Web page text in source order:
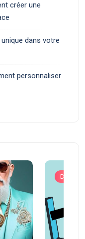
créer une
dans votre
personnaliser
Divers